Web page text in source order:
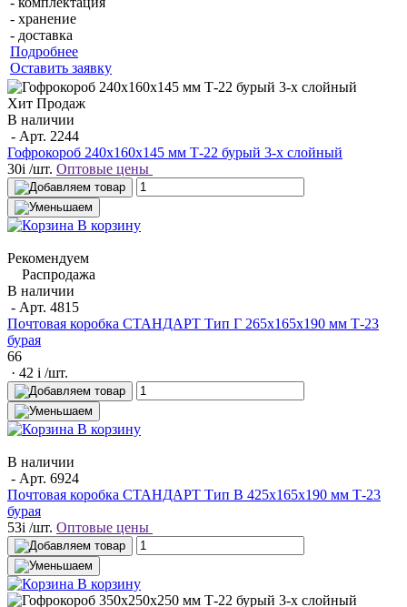
- хранение
- доставка
Подробнее
Оставить заявку
Хит Продаж
В наличии
- Арт. 2244
Гофрокороб 240х160х145 мм Т-22 бурый 3-х слойный
30i /шт. Оптовые цены
В корзину
Рекомендуем
Распродажа
В наличии
- Арт. 4815
Почтовая коробка СТАНДАРТ Тип Г 265х165х190 мм Т-23
бурая
66
· 42 i /шт.
В корзину
В наличии
- Арт. 6924
Почтовая коробка СТАНДАРТ Тип В 425х165х190 мм Т-23
бурая
53i /шт. Оптовые цены
В корзину